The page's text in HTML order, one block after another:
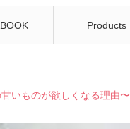
Products
甘いものが欲しくなる理由